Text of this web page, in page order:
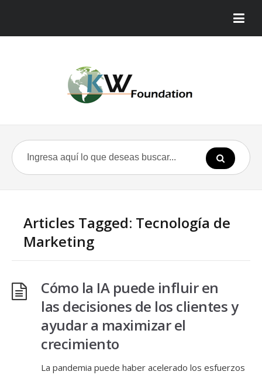
Articles Tagged: Tecnología de
Marketing
Cómo la IA puede influir en
las decisiones de los clientes y
ayudar a maximizar el
crecimiento
La pandemia puede haber acelerado los esfuerzos